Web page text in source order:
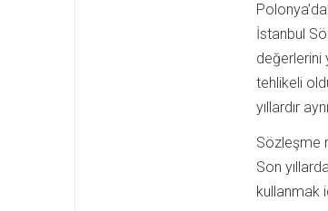
İstanbul
değerlerini
tehlikeli
yıllardır
Sözleşme
Son
kullanmak